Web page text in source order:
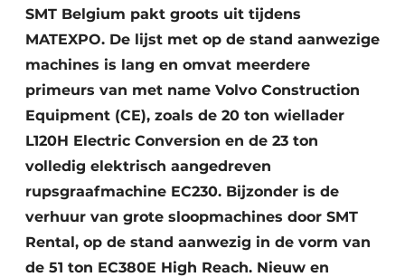
SMT Belgium pakt groots uit tijdens
MATEXPO. De lijst met op de stand aanwezige
machines is lang en omvat meerdere
primeurs van met name Volvo Construction
Equipment (CE), zoals de 20 ton wiellader
L120H Electric Conversion en de 23 ton
volledig elektrisch aangedreven
rupsgraafmachine EC230. Bijzonder is de
verhuur van grote sloopmachines door SMT
Rental, op de stand aanwezig in de vorm van
de 51 ton EC380E High Reach. Nieuw en